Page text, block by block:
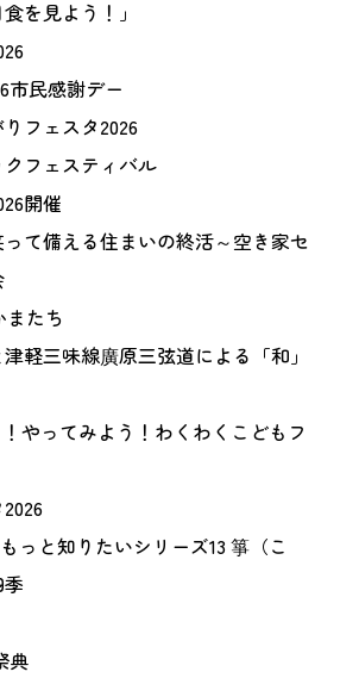
を見よう！」
市民感謝デー
フェスタ2026
フェスティバル
開催
て備える住まいの終活～空き家セ
またち
軽三味線廣原三弦道による「和」
やってみよう！わくわくこどもフ
っと知りたいシリーズ13 箏（こ
典